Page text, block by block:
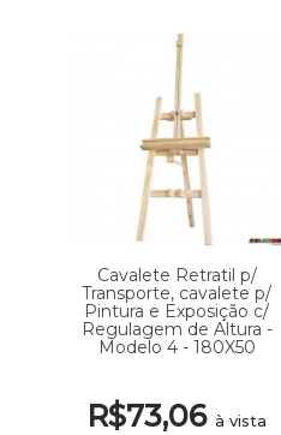
Cavalete Retratil p/
Transporte, cavalete p/
Pintura e Exposição c/
Regulagem de Altura -
Modelo 4 - 180X50
R$73,06 à vista